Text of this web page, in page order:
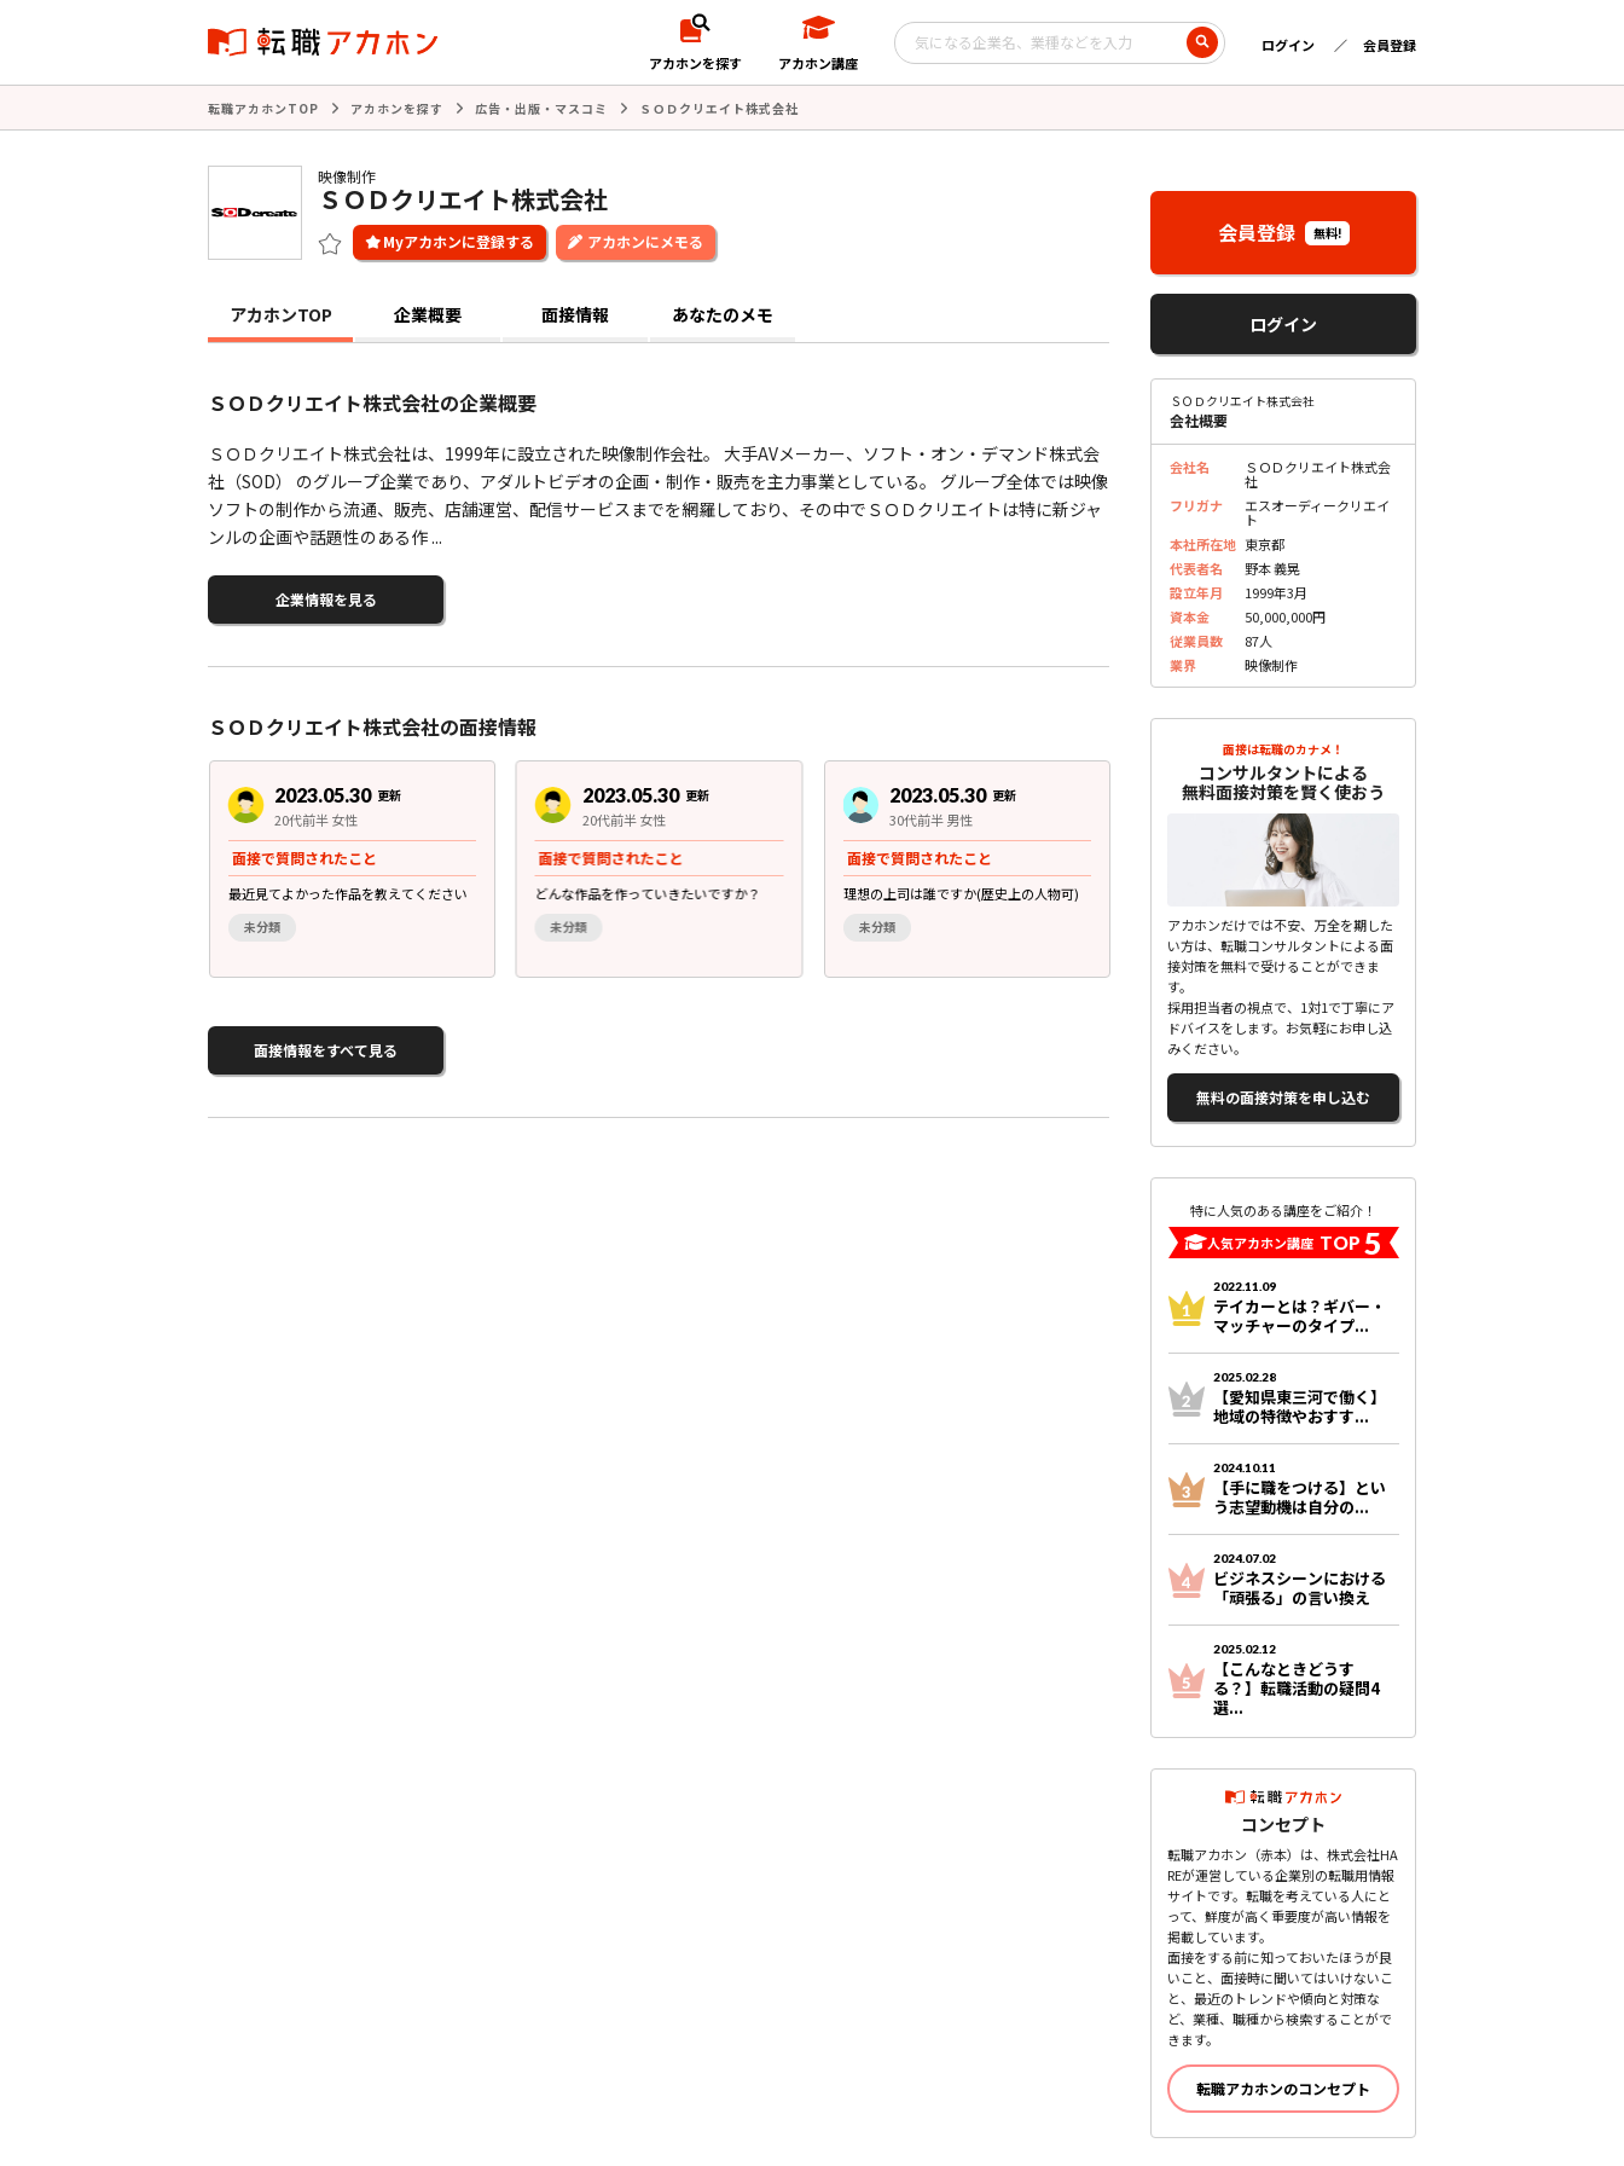
アカホンを探す アカホン講座
ログイン 会員登録
転職アカホンTOP アカホンを探す 広告・出版・マスコミ ＳＯＤクリエイト株式会社
映像制作
ＳＯＤクリエイト株式会社
アカホンにメモる
アカホンTOP 企業概要 面接情報 あなたのメモ
ＳＯＤクリエイト株式会社の企業概要
ＳＯＤクリエイト株式会社は、1999年に設立された映像制作会社。 大手AVメーカー、ソフト・オン・デマンド株式会
社（SOD） のグループ企業であり、アダルトビデオの企画・制作・販売を主力事業としている。 グループ全体では映像
ソフトの制作から流通、販売、店舗運営、配信サービスまでを網羅しており、その中でＳＯＤクリエイトは特に新ジャ
ンルの企画や話題性のある作 ...
企業情報を見る
ＳＯＤクリエイト株式会社の面接情報
2023.05.30 更新
20代前半 女性
面接で質問されたこと
最近見てよかった作品を教えてください
未分類
2023.05.30 更新
20代前半 女性
面接で質問されたこと
どんな作品を作っていきたいですか？
未分類
2023.05.30 更新
30代前半 男性
面接で質問されたこと
理想の上司は誰ですか(歴史上の人物可)
未分類
2023.05.30 更新
30代後半 男性
面接で質問されたこと
アダルト業界について、どう思います
未分類
面接情報をすべて見る
会員登録 無料!
ログイン
ＳＯＤクリエイト株式会社
会社概要
会社名 ＳＯＤクリエイト株式会
社
フリガナ
エスオーディークリエイ
ト
本社所在地 東京都
代表者名
野本 義晃
設立年月
1999年3月
資本金
50,000,000円
従業員数
87人
業界
映像制作
面接は転職のカナメ！
コンサルタントによる
無料面接対策を賢く使おう
アカホンだけでは不安、万全を期した
い方は、転職コンサルタントによる面
接対策を無料で受けることができま
す。
採用担当者の視点で、1対1で丁寧にア
ドバイスをします。お気軽にお申し込
みください。
無料の面接対策を申し込む
特に人気のある講座をご紹介！
人気アカホン講座 TOP 5
2022.11.09
テイカーとは？ギバー・
マッチャーのタイプ...
2025.02.28
【愛知県東三河で働く】
地域の特徴やおすす...
2024.10.11
【手に職をつける】とい
う志望動機は自分の...
2024.07.02
ビジネスシーンにおける
「頑張る」の言い換え
2025.02.12
【こんなときどうす
る？】転職活動の疑問4
選...
コンセプト
転職アカホン（赤本）は、株式会社HA
REが運営している企業別の転職用情報
サイトです。転職を考えている人にと
って、鮮度が高く重要度が高い情報を
掲載しています。
面接をする前に知っておいたほうが良
いこと、面接時に聞いてはいけないこ
と、最近のトレンドや傾向と対策な
ど、業種、職種から検索することがで
きます。
転職アカホンのコンセプト